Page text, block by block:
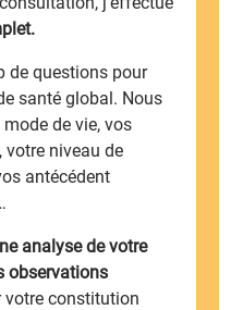
de questions pour
santé global. Nous
de vie, vos
niveau de
antécédent
analyse de votre
observations
constitution